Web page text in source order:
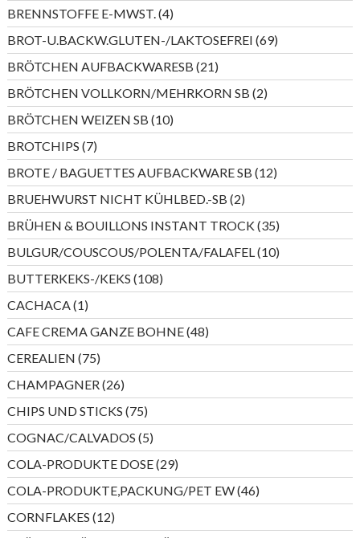
Produkte
BRENNSTOFFE E-MWST. 44
Produkte
BROT-U.BACKW.GLUTEN-/LAKTOSEFREI 6969
Produkte
BRÖTCHEN AUFBACKWARESB 2121
Produkte
BRÖTCHEN VOLLKORN/MEHRKORN SB 22
Produkte
BRÖTCHEN WEIZEN SB 1010
Produkte
BROTCHIPS 77
Produkte
BROTE / BAGUETTES AUFBACKWARE SB 1212
Produkte
BRUEHWURST NICHT KÜHLBED.-SB 22
Produkte
BRÜHEN & BOUILLONS INSTANT TROCK 3535
Produkte
BULGUR/COUSCOUS/POLENTA/FALAFEL 1010
Produkte
BUTTERKEKS-/KEKS 108108
Produkte
CACHACA 11
Produkt
CAFE CREMA GANZE BOHNE 4848
Produkte
CEREALIEN 7575
Produkte
CHAMPAGNER 2626
Produkte
CHIPS UND STICKS 7575
Produkte
COGNAC/CALVADOS 55
Produkte
COLA-PRODUKTE DOSE 2929
Produkte
COLA-PRODUKTE,PACKUNG/PET EW 4646
Produkte
CORNFLAKES 1212
Produkte